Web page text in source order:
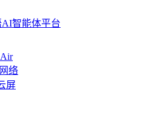
AI智能体平台
络
屏